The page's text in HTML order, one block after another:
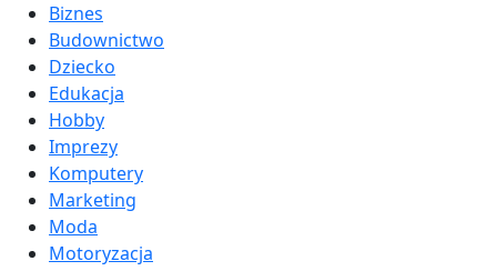
Biznes
Budownictwo
Dziecko
Edukacja
Hobby
Imprezy
Komputery
Marketing
Moda
Motoryzacja